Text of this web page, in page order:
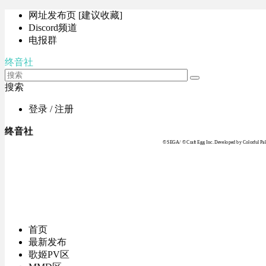
网址发布页 [建议收藏]
Discord频道
电报群
终音社
搜索
登录 / 注册
终音社
© SEGA / © Craft Egg Inc. Developed by Colorful
首页
最新发布
歌姬PV区